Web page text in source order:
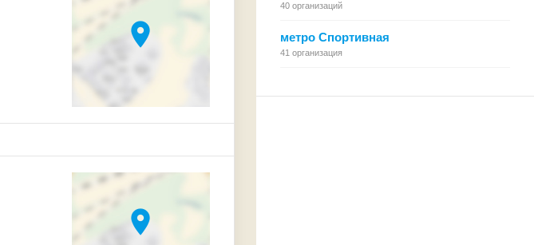
location_on
location_on
40 организаций
метро Спортивная
41 организация